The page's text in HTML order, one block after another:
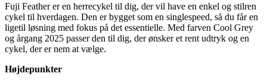
Fuji Feather er en herrecykel til dig, der vil have en enkel og stilren
cykel til hverdagen. Den er bygget som en singlespeed, så du får en
ligetil løsning med fokus på det essentielle. Med farven Cool Grey
og årgang 2025 passer den til dig, der ønsker et rent udtryk og en
cykel, der er nem at vælge.
Højdepunkter